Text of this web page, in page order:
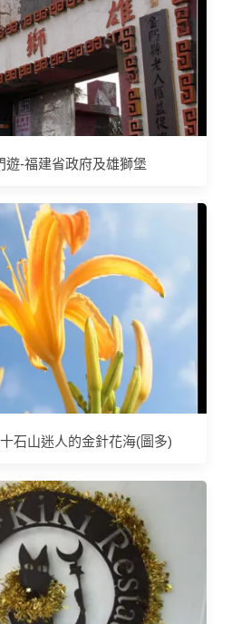
遊-福建省政府及雄獅堡
石山迷人的金針花海(圖多)